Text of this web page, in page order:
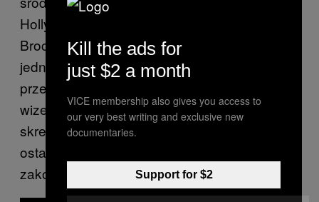
Hollywood Cemetery pomnika Dave
Brockiego. William Brockie – ojciec, oskarża
jednak kapele i jej menagera o nielegalne
przejęcie środków funduszu, praw do
wizerunku syna, a także kradzież jego
skremowanych zwłok. Dave nie pozostawił
ostatniej woli. Nie wiadomo więc na razie, jak
zakończy się sprawa „porwanych prochów”.
Kill the ads for
just $2 a month
VICE membership also gives you access to
our very best writing and exclusive new
documentaries.
Support for $2